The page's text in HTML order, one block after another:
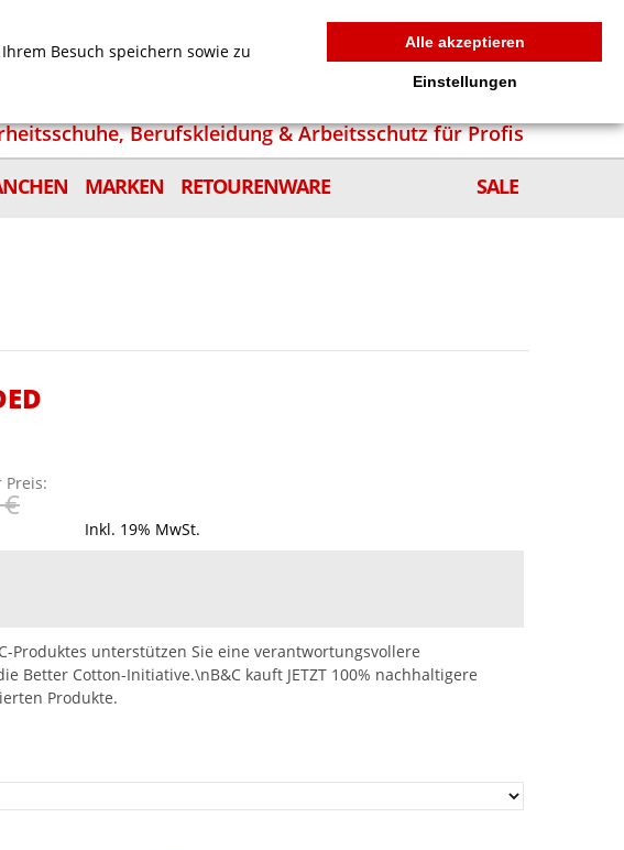
MEIN WARENKORB 0
Berufskleidung & Arbeitsschutz für Profis
MARKEN RETOURENWARE SALE
Preis:
Inkl. 19% MwSt.
Produktes unterstützen Sie eine verantwortungsvollere
Better Cotton-Initiative.\nB&C kauft JETZT 100% nachhaltigere
Produkte.
Besuch speichern sowie zu
Alle akzeptieren
Einstellungen